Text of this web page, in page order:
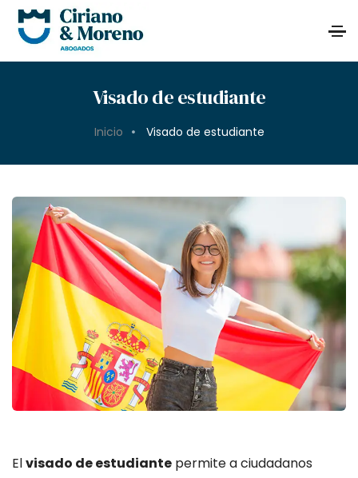
Visado de estudiante
Inicio Visado de estudiante
Elvisado de estudiante permite a ciudadanos